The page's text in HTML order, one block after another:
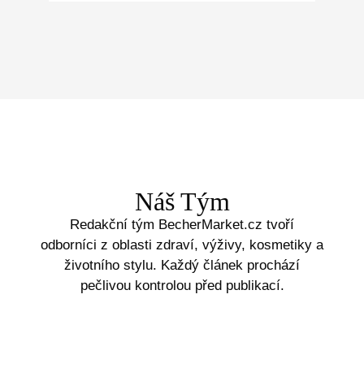
Náš Tým
Redakční tým BecherMarket.cz tvoří
odborníci z oblasti zdraví, výživy, kosmetiky a
životního stylu. Každý článek prochází
pečlivou kontrolou před publikací.